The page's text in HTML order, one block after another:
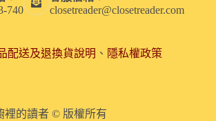
740
closetreader@closetreader.com
配送及退換貨說明 、 隱私權政策
裡的讀者 © 版權所有